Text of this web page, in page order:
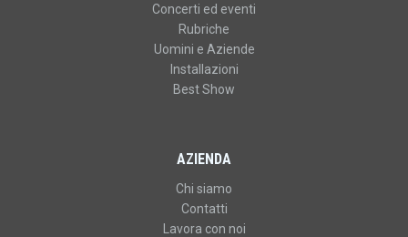
Concerti ed eventi
Rubriche
Uomini e Aziende
Installazioni
Best Show
AZIENDA
Chi siamo
Contatti
Lavora con noi